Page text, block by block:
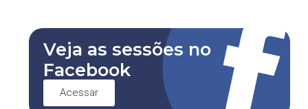
Veja as sessões no
Facebook
Acessar